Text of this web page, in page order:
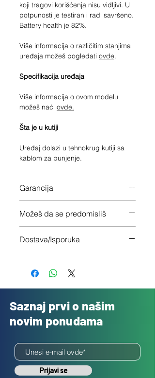
koji tragovi korišćenja nisu vidljivi. U
potpunosti je testiran i radi savršeno.
Battery health je 82%.
Više informacija o različitim stanjima
uređaja možeš pogledati ovde.
Specifikacija uređaja
Više informacija o ovom modelu
možeš naći ovde.
Šta je u kutiji
Uređaj dolazi u tehnokrug kutiji sa
kablom za punjenje.
Garancija
Možeš da se predomisliš
nisi zadovoljan
Dostava/Isporuka
Saznaj prvi o našim
novim ponudama
Prijavi se